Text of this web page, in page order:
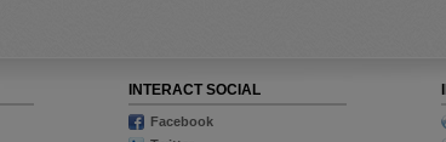
INTERACT SOCIAL
Facebook